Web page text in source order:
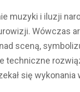
muzyki i iluzji
Wówczas
sceną,
techniczne
się